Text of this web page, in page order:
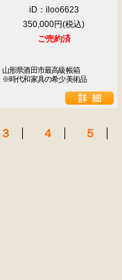
iD：iloo6623
350,000円
ご売約済
山形県酒田市最高級帳箱
※時代和家具の希少美術品
３ ４ ５